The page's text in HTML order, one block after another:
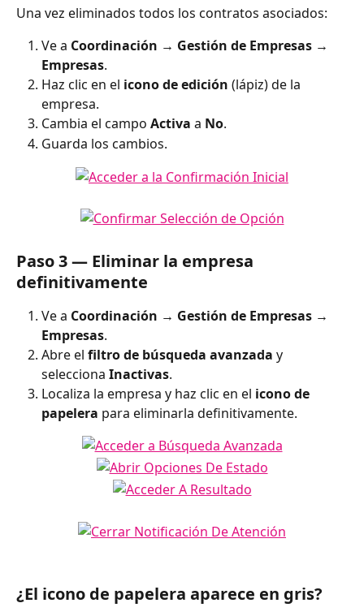
Una vez eliminados todos los contratos asociados:
Ve a Coordinación → Gestión de Empresas →
Empresas.
Haz clic en el icono de edición (lápiz) de la
empresa.
Cambia el campo Activa a No.
Guarda los cambios.
Paso 3 — Eliminar la empresa
definitivamente
Ve a Coordinación → Gestión de Empresas →
Empresas.
Abre el filtro de búsqueda avanzada y
selecciona Inactivas.
Localiza la empresa y haz clic en el icono de
papelera para eliminarla definitivamente.
¿El icono de papelera aparece en gris?